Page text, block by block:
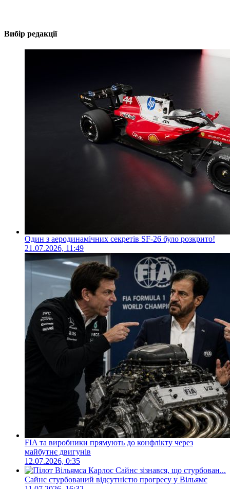
Вибір редакції
Один з аеродинамічних секретів SF-26 було розкрито!
21.07.2026, 11:49
FIA та виробники прямують до конфлікту через
майбутнє двигунів
12.07.2026, 0:35
Сайнс стурбований відсутністю прогресу у Вільямс